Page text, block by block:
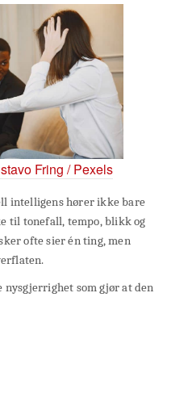
Fring / Pexels
intelligens hører ikke bare
til tonefall, tempo, blikk og
ofte sier én ting, men
som gjør at den